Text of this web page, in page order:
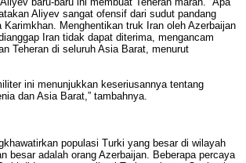
Aliyev sangat ofensif dari sudut pandang
Karimkhan. Menghentikan truk Iran oleh Azerbaijan
Iran tidak dapat diterima, mengancam
Teheran di seluruh Asia Barat, menurut
ini menunjukkan keseriusannya tentang
dan Asia Barat,” tambahnya.
populasi Turki yang besar di wilayah
besar adalah orang Azerbaijan. Beberapa percaya